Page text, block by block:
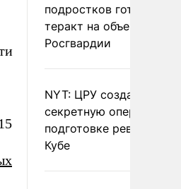
подростков готовили
теракт на объекте
Росгвардии
NYT: ЦРУ создало
секретную опергруппу
подготовке революции
Кубе